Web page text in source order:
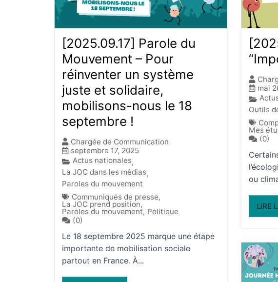
[2025.09.17] Parole du
Mouvement – Pour
réinventer un système
juste et solidaire,
mobilisons-nous le 18
septembre !
Chargée de Communication
septembre 17, 2025
Actus nationales,
La JOC dans les médias,
Paroles du mouvement
Communiqués de presse,
La JOC prend position,
Paroles du mouvement, Politique
(0)
Le 18 septembre 2025 marque une étape
importante de mobilisation sociale
partout en France. À...
mai
Outils
Mes
(0)
ou
LIRE